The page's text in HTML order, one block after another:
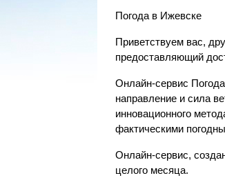
Погода в Ижевске
Приветствуем вас,
предоставляющий
Онлайн-сервис
направление и сила
инновационного
фактическими
Онлайн-сервис,
целого месяца.